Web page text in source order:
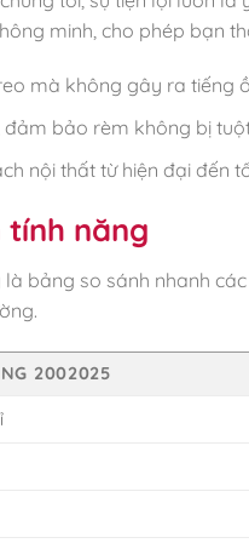
minh, cho phép bạn
mà không gây ra tiếng
bảo rèm không bị
nội thất từ hiện đại đến
tính năng
bảng so sánh nhanh
2002025